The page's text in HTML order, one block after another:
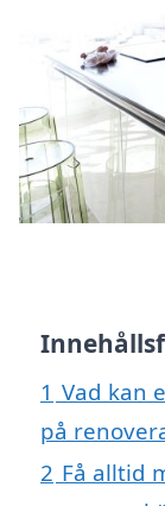
1 Vad kan
på
2 Få alltid